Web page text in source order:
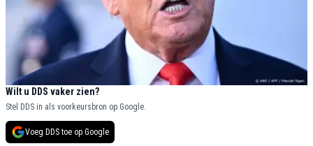
Wilt u DDS vaker zien?
Stel DDS in als voorkeursbron op Google.
Voeg DDS toe op Google